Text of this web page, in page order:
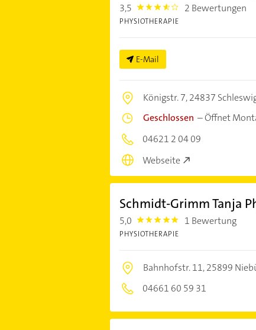
3,5 3.5 2 Bewertungen
PHYSIOTHERAPIE
E-Mail
Königstr. 7,24837
Geschlossen –Öffnet
04621 2 04 09
Webseite
Schmidt-Grimm Tanja
5,0 5.0 1 Bewertung
PHYSIOTHERAPIE
Bahnhofstr. 11,25899
04661 60 59 31